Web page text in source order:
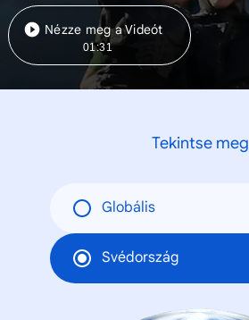
Nézze meg a Videót
01:31
Tekintse meg
Globális
Svédország